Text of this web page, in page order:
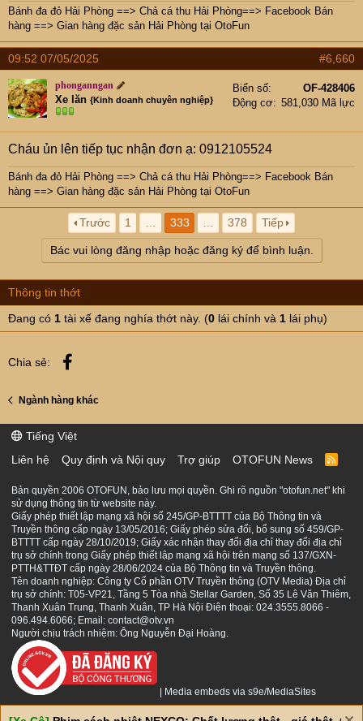
Bánh đa đỏ Hải Phòng ==> Chả cá thu Hải Phòng==> Facebook Bán
hàng ==> Gian hàng đặc sản Hải Phòng tại OtoFun
09:52 07/05/2025 #6,660
phonganngan
Xe lăn {Kinh doanh chuyên nghiệp}
Biển số
OF-428406
Động cơ
581,030 Mã lực
Cháu ủn lên tiếp tục nhận đơn ạ: 0912105524
Bánh đa đỏ Hải Phòng ==> Chả cá thu Hải Phòng==> Facebook Bán
hàng ==> Gian hàng đặc sản Hải Phòng tại OtoFun
Trước 1 333 378 Tiếp
Bác vui lòng đăng nhập hoặc đăng ký để bình luận.
Thông tin thớt
Đang có 1 tài xế đang nghía thớt này. (0 lái chính và 1 lái phụ)
Chia sẻ:
Ngành hàng khác
Tiếng Việt
Liên hệ
Quy định và Nội quy Trợ giúp OTOFUN News
R
S
Bản quyền 2006 OTOFUN, bảo lưu mọi quyền. Ghi rõ nguồn "otofun.net" khi
sử dụng thông tin từ website này.
Giấy phép thiết lập mạng xã hội số 245/GP-BTTTT của Bộ Thông tin và
Truyền thông cấp ngày 13/05/2016; Giấy phép sửa đổi, bổ sung số 459/GP-
BTTTT cấp ngày 28/10/2019; Giấy xác nhận thay đổi địa chỉ thay đổi địa chỉ
trụ sở chính trong Giấy phép thiết lập mạng xã hội trên mạng số 137/GXN-
PTTH&TTĐT cấp ngày 28/06/2024 của Bộ Thông tin và Truyền thông.
Tên doanh nghiệp: Công ty Cổ phần OTV Truyền thông (OTV Media) Địa chỉ
trụ sở chính: T05-VP21, Tầng 5 Tòa nhà Stellar Garden, Số 35 Lê Văn Thiêm,
Thanh Xuân Trung, Thanh Xuân, TP Hà Nội Điện thoại: 024.3555.8066 -
096.494.6066; Email: contact@otv.vn
Người chịu trách nhiệm: Ông Nguyễn Đại Hoàng.
Media embeds via s9e/MediaSites